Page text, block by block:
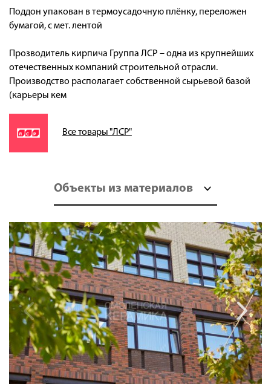
Поддон упакован в термоусадочную плёнку, переложен
бумагой, с мет. лентой
Прозводитель кирпича Группа ЛСР – одна из крупнейших
отечественных компаний строительной отрасли.
Производство располагает собственной сырьевой базой
(карьеры кем
Все товары "ЛСР"
Объекты из материалов